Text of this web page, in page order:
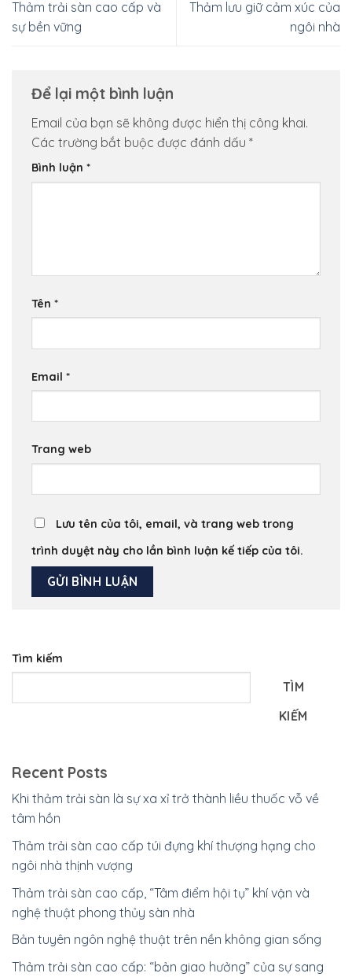
Thảm trải sàn cao cấp và
sự bền vững
Thảm lưu giữ cảm xúc của
ngôi nhà
Để lại một bình luận
Email của bạn sẽ không được hiển thị công khai.
Các trường bắt buộc được đánh dấu *
Bình luận *
Tên *
Email *
Trang web
Lưu tên của tôi, email, và trang web trong
trình duyệt này cho lần bình luận kế tiếp của tôi.
Tìm kiếm
TÌM
KIẾM
Recent Posts
Khi thảm trải sàn là sự xa xỉ trở thành liều thuốc vỗ về
tâm hồn
Thảm trải sàn cao cấp túi đựng khí thượng hạng cho
ngôi nhà thịnh vượng
Thảm trải sàn cao cấp, “Tâm điểm hội tụ” khí vận và
nghệ thuật phong thủy sàn nhà
Bản tuyên ngôn nghệ thuật trên nền không gian sống
Thảm trải sàn cao cấp: “bản giao hưởng” của sự sang